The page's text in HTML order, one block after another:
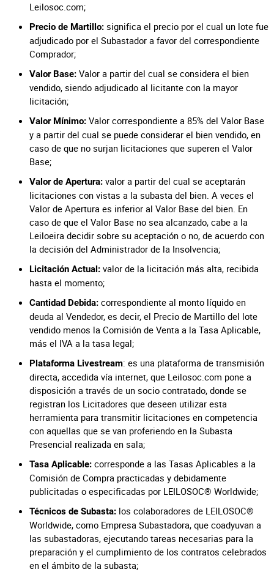
Leilosoc.com;
Precio de Martillo: significa el precio por el cual un lote fue
adjudicado por el Subastador a favor del correspondiente
Comprador;
Valor Base: Valor a partir del cual se considera el bien
vendido, siendo adjudicado al licitante con la mayor
licitación;
Valor Mínimo: Valor correspondiente a 85% del Valor Base
y a partir del cual se puede considerar el bien vendido, en
caso de que no surjan licitaciones que superen el Valor
Base;
Valor de Apertura: valor a partir del cual se aceptarán
licitaciones con vistas a la subasta del bien. A veces el
Valor de Apertura es inferior al Valor Base del bien. En
caso de que el Valor Base no sea alcanzado, cabe a la
Leiloeira decidir sobre su aceptación o no, de acuerdo con
la decisión del Administrador de la Insolvencia;
Licitación Actual: valor de la licitación más alta, recibida
hasta el momento;
Cantidad Debida: correspondiente al monto líquido en
deuda al Vendedor, es decir, el Precio de Martillo del lote
vendido menos la Comisión de Venta a la Tasa Aplicable,
más el IVA a la tasa legal;
Plataforma Livestream: es una plataforma de transmisión
directa, accedida vía internet, que Leilosoc.com pone a
disposición a través de un socio contratado, donde se
registran los Licitadores que deseen utilizar esta
herramienta para transmitir licitaciones en competencia
con aquellas que se van proferiendo en la Subasta
Presencial realizada en sala;
Tasa Aplicable: corresponde a las Tasas Aplicables a la
Comisión de Compra practicadas y debidamente
publicitadas o especificadas por LEILOSOC® Worldwide;
Técnicos de Subasta: los colaboradores de LEILOSOC®
Worldwide, como Empresa Subastadora, que coadyuvan a
las subastadoras, ejecutando tareas necesarias para la
preparación y el cumplimiento de los contratos celebrados
en el ámbito de la subasta;